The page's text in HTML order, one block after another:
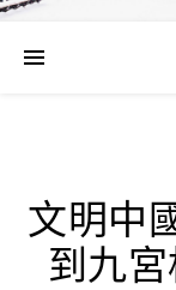
文明中
到九